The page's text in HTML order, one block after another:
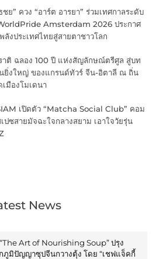
ชย” ควง “อาร์ต อารยา” ร่วมเทศกาลระดับ
Amsterdam 2026 ประกาศ
ลังประเทศไทยสู่สายตาชาวโลก
าติ ฉลอง 100 ปี แห่งสัญลักษณ์ตรีศูล สู่บท
ยิ่งใหญ่ ของแกรนด์ทัวร์ จีน-อิตาลี ณ ถิ่น
เมืองโมเดนา
เปิดตัว “Matcha Social Club” คอม
ปซสายมัจฉะใจกลางสยาม เอาใจวัยรุ่น
News
Art of Nourishing Soup” ปรุง
ภูมิปัญญาซุปจีนกวางตุ้ง โดย “เชฟแจ็คกี้